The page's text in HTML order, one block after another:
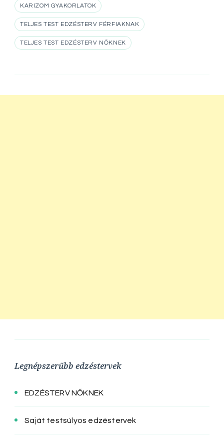
KARIZOM GYAKORLATOK
TELJES TEST EDZÉSTERV FÉRFIAKNAK
TELJES TEST EDZÉSTERV NŐKNEK
Legnépszerűbb edzéstervek
EDZÉSTERV NŐKNEK
Saját testsúlyos edzéstervek